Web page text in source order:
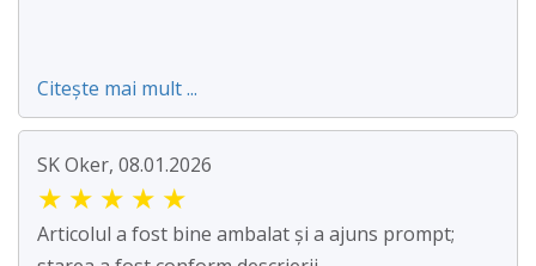
Citește mai mult ...
SK Oker, 08.01.2026
★ ★ ★ ★ ★
Articolul a fost bine ambalat și a ajuns prompt;